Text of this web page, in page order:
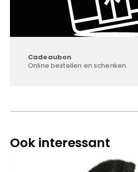
Cadeaubon
Online bestellen en schenken.
Ook interessant